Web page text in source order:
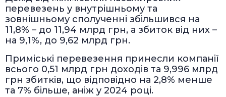
перевезень у внутрішньому та
зовнішньому сполученні збільшився на
11,8% – до 11,94 млрд грн, а збиток від них –
на 9,1%, до 9,62 млрд грн.
Приміські перевезення принесли компанії
всього 0,51 млрд грн доходів та 9,996 млрд
грн збитків, що відповідно на 2,8% менше
та 7% більше, аніж у 2024 році.